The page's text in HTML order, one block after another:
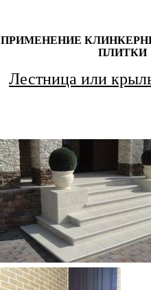
ПРИМЕНЕНИЕ
ПЛИТКИ
Лестница или